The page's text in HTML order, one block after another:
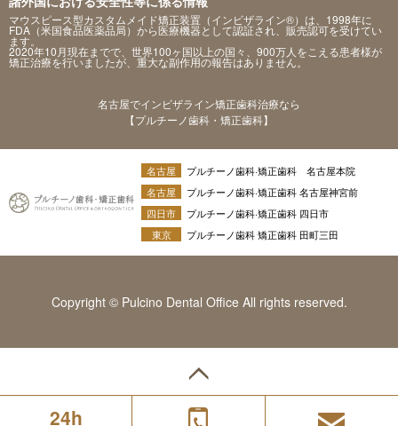
マウスピース型カスタムメイド矯正装置（インビザライン®）は、1998年に
FDA（米国食品医薬品局）から医療機器として認証され、販売認可を受けてい
ます。
2020年10月現在までで、世界100ヶ国以上の国々、900万人をこえる患者様が
矯正治療を行いましたが、重大な副作用の報告はありません。
名古屋でインビザライン矯正歯科治療なら
【プルチーノ歯科・矯正歯科】
名古屋
プルチーノ歯科·矯正歯科 名古屋本院
名古屋
プルチーノ歯科·矯正歯科 名古屋神宮前
四日市
プルチーノ歯科·矯正歯科 四日市
東京
プルチーノ歯科 矯正歯科 田町三田
Copyright © Pulcino Dental Office All rights reserved.
24h